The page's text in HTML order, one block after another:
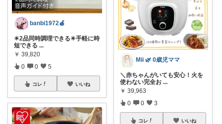
banbi1972🍎
✴️2品同時調理できる✴️手軽に時
短できる ...
￥ 39,820
0 0 5
コレ いいね
Mii 🌿 0歳児ママ
＼赤ちゃんがいても安心！火を
使わない完全お ...
￥ 39,963
0 0 3
コレ いいね